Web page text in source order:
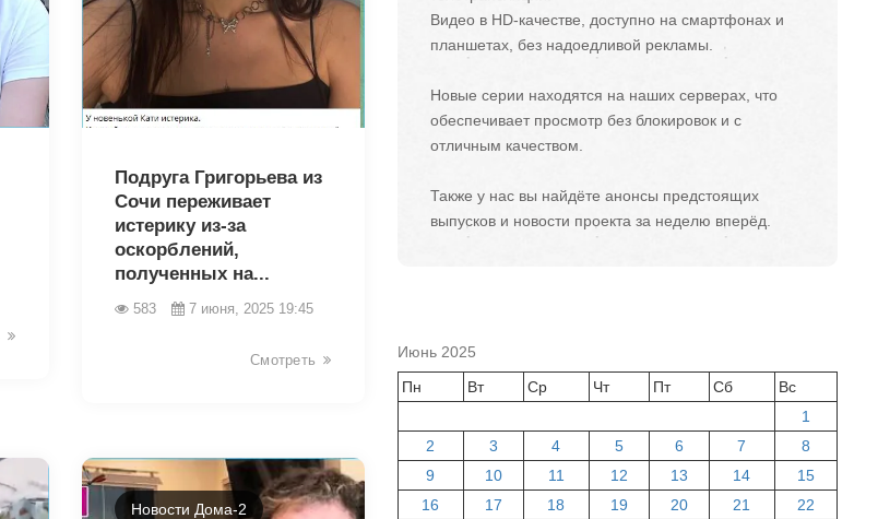
Подруга Григорьева из
Сочи переживает
истерику из-за
оскорблений,
полученных на...
583 7 июня, 2025 19:45
Смотреть
Новости Дома-2
Видео в HD-качестве, доступно на смартфонах и
планшетах, без надоедливой рекламы.
Новые серии находятся на наших серверах, что
обеспечивает просмотр без блокировок и с
отличным качеством.
Также у нас вы найдёте анонсы предстоящих
выпусков и новости проекта за неделю вперёд.
Июнь 2025
Пн
Вт Ср Чт Пт Сб
Вс
1
2
3 4 5 6 7
8
9
10 11 12 13 14
15
16
17 18 19 20 21
22